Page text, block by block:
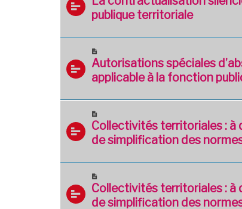
publique territoriale
Autorisations spéciales
applicable à la fonction
Collectivités territoriales : à
de simplification des
Collectivités territoriales : à
de simplification des